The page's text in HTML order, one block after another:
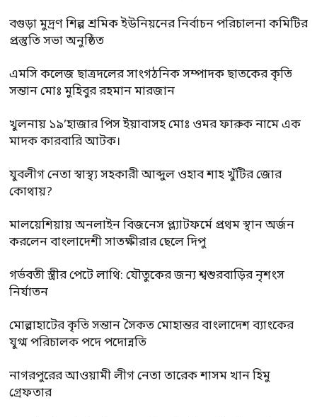
বগুড়া মুদ্রণ শিল্প শ্রমিক ইউনিয়নের নির্বাচন পরিচালনা কমিটির
প্রস্তুতি সভা অনুষ্ঠিত
এমসি কলেজ ছাত্রদলের সাংগঠনিক সম্পাদক ছাতকের কৃতি
সন্তান মোঃ মুহিবুর রহমান মারজান
খুলনায় ১৯’হাজার পিস ইয়াবাসহ মোঃ ওমর ফারুক নামে এক
মাদক কারবারি আটক।
যুবলীগ নেতা স্বাস্থ্য সহকারী আব্দুল ওহাব শাহ খুঁটির জোর
কোথায়?
মালয়েশিয়ায় অনলাইন বিজনেস প্ল্যাটফর্মে প্রথম স্থান অর্জন
করলেন বাংলাদেশী সাতক্ষীরার ছেলে দিপু
গর্ভবতী স্ত্রীর পেটে লাথি: যৌতুকের জন্য শ্বশুরবাড়ির নৃশংস
নির্যাতন
মোল্লাহাটের কৃতি সন্তান সৈকত মোহান্তর বাংলাদেশ ব্যাংকের
যুগ্ম পরিচালক পদে পদোন্নতি
নাগরপুরের আওয়ামী লীগ নেতা তারেক শাসম খান হিমু
গ্রেফতার